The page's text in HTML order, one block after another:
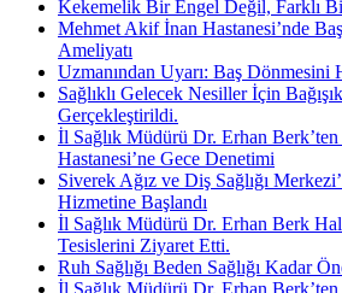
Kekemelik Bir Engel Değil, Farklı
Mehmet Akif İnan Hastanesi’nde
Ameliyatı
Uzmanından Uyarı: Baş Dönmesini
Sağlıklı Gelecek Nesiller İçin
Gerçekleştirildi.
İl Sağlık Müdürü Dr. Erhan
Hastanesi’ne Gece Denetimi
Siverek Ağız ve Diş Sağlığı
Hizmetine Başlandı
İl Sağlık Müdürü Dr. Erhan Berk
Tesislerini Ziyaret Etti.
Ruh Sağlığı Beden Sağlığı Kadar
İl Sağlık Müdürü Dr. Erhan